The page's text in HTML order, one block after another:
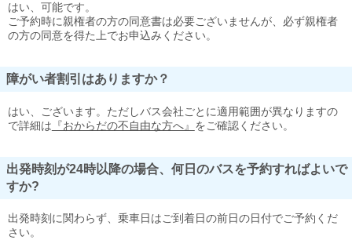
はい、可能です。
ご予約時に親権者の方の同意書は必要ございませんが、必ず親権者
の方の同意を得た上でお申込みください。
障がい者割引はありますか？
はい、ございます。ただしバス会社ごとに適用範囲が異なりますの
で詳細は 『おからだの不自由な方へ』 をご確認ください。
出発時刻が24時以降の場合、何日のバスを予約すればよいで
すか?
出発時刻に関わらず、乗車日はご到着日の前日の日付でご予約くだ
さい。